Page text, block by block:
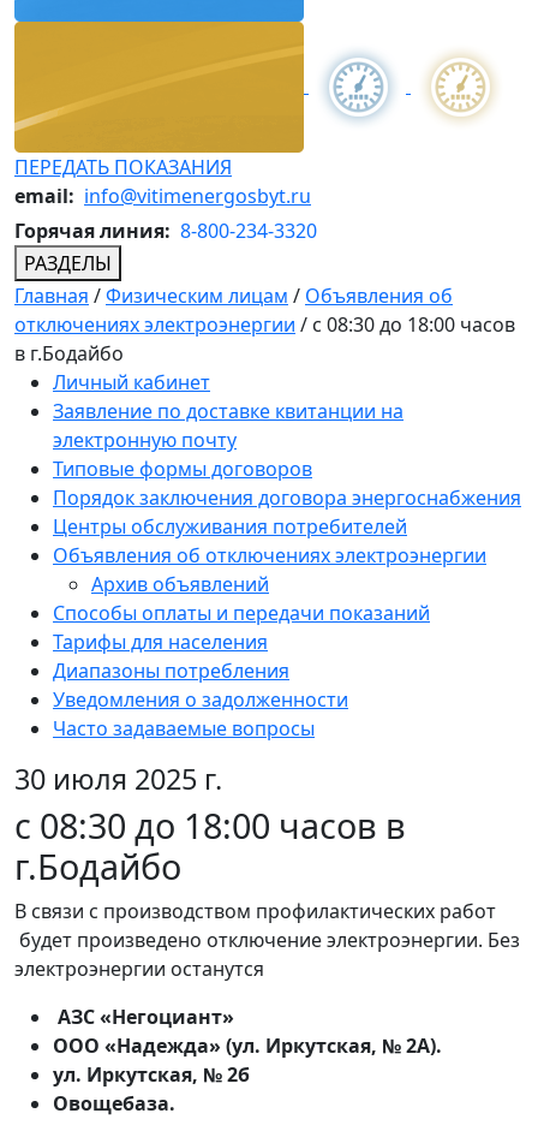
ПЕРЕДАТЬ ПОКАЗАНИЯ
email: info@vitimenergosbyt.ru
Горячая линия: 8-800-234-3320
РАЗДЕЛЫ
Главная /Физическим лицам / Объявления об
отключениях электроэнергии / с 08:30 до 18:00 часов
в г.Бодайбо
Личный кабинет
Заявление по доставке квитанции на
электронную почту
Типовые формы договоров
Порядок заключения договора энергоснабжения
Центры обслуживания потребителей
Объявления об отключениях электроэнергии
Архив объявлений
Способы оплаты и передачи показаний
Тарифы для населения
Диапазоны потребления
Уведомления о задолженности
Часто задаваемые вопросы
30 июля 2025 г.
с 08:30 до 18:00 часов в
г.Бодайбо
В связи с производством профилактических работ
будет произведено отключение электроэнергии. Без
электроэнергии останутся
АЗС «Негоциант»
ООО «Надежда» (ул. Иркутская, № 2А).
ул. Иркутская, № 2б
Овощебаза.